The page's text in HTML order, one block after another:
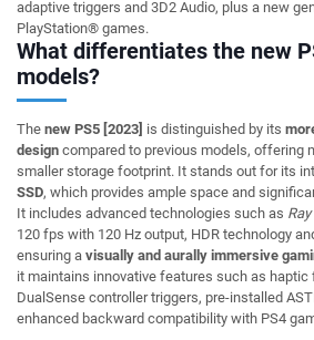
adaptive triggers and 3D2 Audio, plus a new
PlayStation® games.
What differentiates the new
models?
The new PS5 [2023] is distinguished by its
design compared to previous models, offering
smaller storage footprint. It stands out for its
SSD, which provides ample space and
It includes advanced technologies such as
120 fps with 120 Hz output, HDR technology
ensuring a visually and aurally immersive
it maintains innovative features such as haptic
DualSense controller triggers, pre-installed
enhanced backward compatibility with PS4